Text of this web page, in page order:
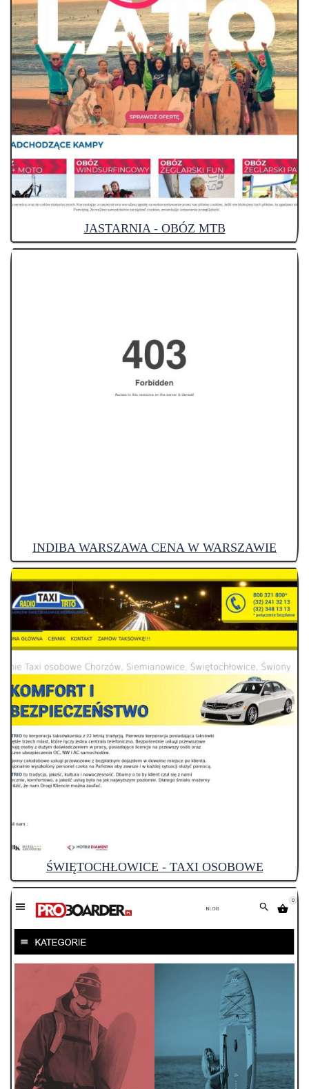
JASTARNIA - OBÓZ MTB
INDIBA WARSZAWA CENA W WARSZAWIE
ŚWIĘTOCHŁOWICE - TAXI OSOBOWE